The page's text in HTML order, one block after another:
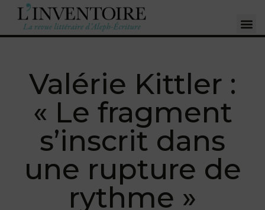
Valérie Kittler :
« Le fragment
s’inscrit dans
une rupture de
rythme »